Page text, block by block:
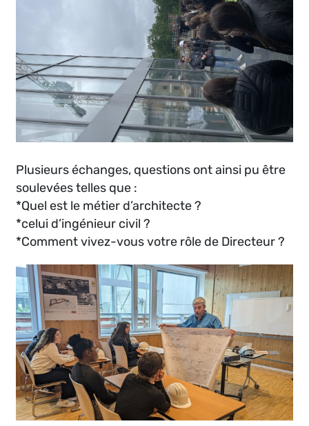
Plusieurs échanges, questions ont ainsi pu être
soulevées telles que :
*Quel est le métier d’architecte ?
*celui d’ingénieur civil ?
*Comment vivez-vous votre rôle de Directeur ?